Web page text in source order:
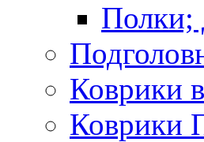
Полки;
Коврики
Коврики